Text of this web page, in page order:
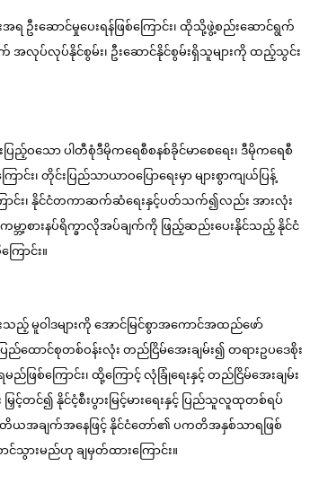
ဦးဆောင်မှုပေးရန်ဖြစ်ကြောင်း၊ ထိုသို့ဖွဲ့စည်းဆောင်ရွက်
အလုပ်လုပ်နိုင်စွမ်း၊ ဦးဆောင်နိုင်စွမ်းရှိသူများကို ထည့်သွင်း
ြည့်ဝသော ပါတီစုံဒီမိုကရေစီစနစ်ခိုင်မာစေရေး၊ ဒီမိုကရေစီ
း၊ တိုင်းပြည်သာယာဝပြောရေးမှာ များစွာကျယ်ပြန့်
ကြောင်း၊ နိုင်ငံတကာဆက်ဆံရေးနှင့်ပတ်သက်၍လည်း အားလုံး
ကမ္ဘာ့စားနပ်ရိက္ခာလိုအပ်ချက်ကို ဖြည့်ဆည်းပေးနိုင်သည့် နိုင်ငံ
ောင်း။
သည့် မူဝါဒများကို အောင်မြင်စွာအကောင်အထည်ဖော်
ထောင်စုတစ်ဝန်းလုံး တည်ငြိမ်အေးချမ်း၍ တရားဥပဒေစိုး
ြစ်ကြောင်း၊ ထို့ကြောင့် လုံခြုံရေးနှင့် တည်ငြိမ်အေးချမ်း
င့်တင်၍ နိုင်ငံ့စီးပွားမြင့်မားရေးနှင့် ပြည်သူလူထုတစ်ရပ်
တတိယအချက်အနေဖြင့် နိုင်ငံတော်၏ ပကတိအနှစ်သာရဖြစ်
င်သွားမည်ဟု ချမှတ်ထားကြောင်း။